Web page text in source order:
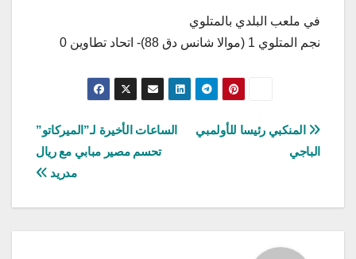
في ملعب البلدي بالمتلوي
نجم المتلوي 1 (موالا شانس دق 88)- اتحاد تطاوين 0
تصفّح
المقالات
الساعات الأخيرة لـ”الميركاتو”
تحسم مصير مبابي مع ريال
مدريد
المنكبي رئيسا للأولمبي
الباجي